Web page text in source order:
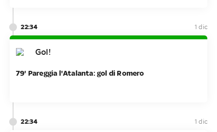
22:34 1 dic
Gol!
79' Pareggia l'Atalanta: gol di Romero
22:34 1 dic